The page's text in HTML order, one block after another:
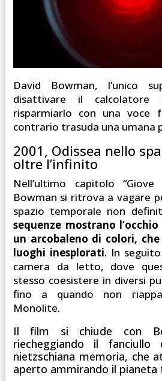
David Bowman, l’unico
disattivare il calcolatore
risparmiarlo con una voce
contrario trasuda una umana
2001, Odissea nello
oltre l’infinito
Nell’ultimo capitolo
Bowman si ritrova a vagare
spazio temporale non
sequenze mostrano
un arcobaleno di colori,
luoghi inesplorati. In
camera da letto, dove
stesso coesistere in diversi
fino a quando non
Monolite.
Il film si chiude con
riecheggiando il fanciullo
nietzschiana memoria, che
aperto ammirando il pianeta